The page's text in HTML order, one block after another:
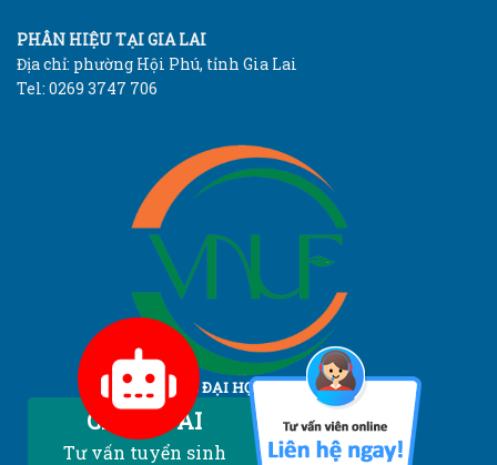
PHÂN HIỆU TẠI GIA LAI
Địa chỉ: phường Hội Phú, tỉnh Gia Lai
Tel: 0269 3747 706
TRƯỜNG ĐẠI HỌC LÂM NGHIỆP
Vietnam National University of Forestry
Chatbot AI
Tư vấn tuyển sinh